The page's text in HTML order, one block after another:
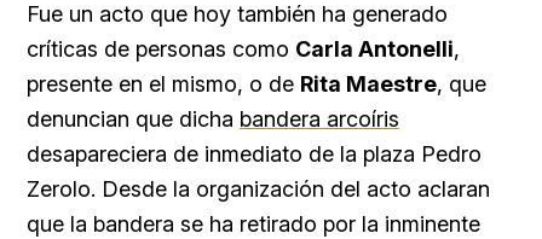
Fue un acto que hoy también ha generado
críticas de personas como Carla Antonelli,
presente en el mismo, o de Rita Maestre, que
denuncian que dicha bandera arcoíris
desapareciera de inmediato de la plaza Pedro
Zerolo. Desde la organización del acto aclaran
que la bandera se ha retirado por la inminente